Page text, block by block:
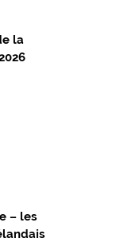
la
– les